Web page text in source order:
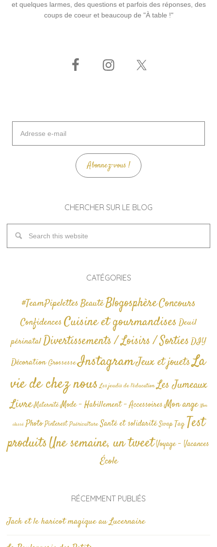
et quelques larmes, des questions et parfois des réponses, des
coups de coeur et beaucoup de "À table !"
mail
Abonnez-vous !
CHERCHER SUR LE BLOG
CATÉGORIES
#TeamPipelettesBeautéBlogosphèreConcours
Confidences Cuisine et gourmandises Deuil
périnatalDivertissements / Loisirs / SortiesDIY
Décoration GrossesseInstagramJeux et jouetsLa
vie de chez nous Les jeudis de l'éducation Les Jumeaux
Livre Maternité Mode - Habillement - AccessoiresMon ange Non
classé Photo Pinterest Puériculture Santé et solidarité Swap TagTest
produitsUne semaine, un tweetVoyage - Vacances
École
RÉCEMMENT PUBLIÉS
Jack et le haricot magique au Lucernaire